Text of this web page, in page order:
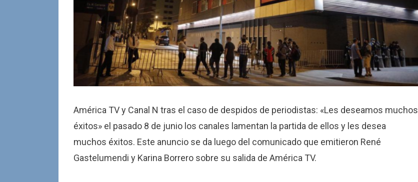
América TV y Canal N tras el caso de despidos de periodistas: «Les deseamos muchos
éxitos» el pasado 8 de junio los canales lamentan la partida de ellos y les desea
muchos éxitos. Este anuncio se da luego del comunicado que emitieron René
Gastelumendi y Karina Borrero sobre su salida de América TV.